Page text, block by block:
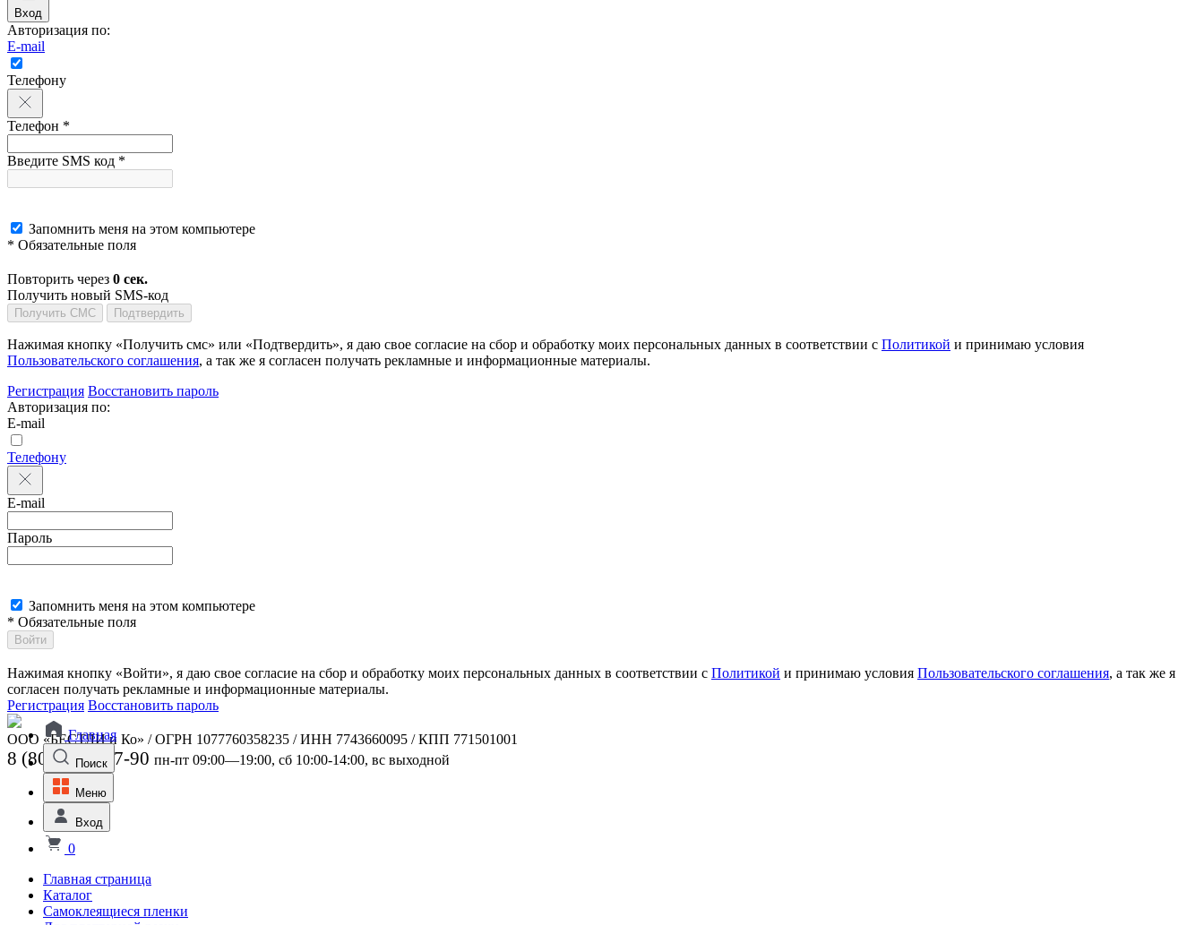
Вход
Авторизация по:
E-mail
Телефону
Телефон *
Введите SMS код *
Запомнить меня на этом компьютере
* Обязательные поля
Повторить через 0 сек.
Получить новый SMS-код
Получить СМС Подтвердить
Нажимая кнопку «Получить смс» или «Подтвердить», я даю свое согласие на сбор и обработку моих персональных данных в соответствии с Политикой и принимаю условия
Пользовательского соглашения, а так же я согласен получать рекламные и информационные материалы.
Регистрация Восстановить пароль
Авторизация по:
E-mail
Телефону
E-mail
Пароль
Запомнить меня на этом компьютере
* Обязательные поля
Войти
Нажимая кнопку «Войти», я даю свое согласие на сбор и обработку моих персональных данных в соответствии с Политикой и принимаю условия Пользовательского соглашения, а так же я
согласен получать рекламные и информационные материалы.
Регистрация Восстановить пароль
ООО «БЕСТЛИ и Ко» / ОГРН 1077760358235 / ИНН 7743660095 / КПП 771501001
8 (800) 301-07-90 пн-пт 09:00—19:00, сб 10:00-14:00, вс выходной
Главная
Поиск
Меню
Вход
0
Главная страница
Каталог
Самоклеящиеся пленки